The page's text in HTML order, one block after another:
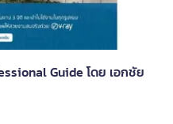
Guide โดย เอกชัย